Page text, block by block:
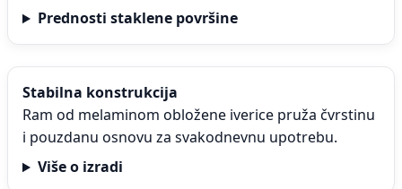
Prednosti staklene površine
Stabilna konstrukcija
Ram od melaminom obložene iverice pruža čvrstinu
i pouzdanu osnovu za svakodnevnu upotrebu.
Više o izradi